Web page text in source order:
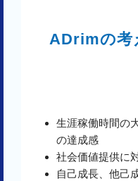
ADrimの考
生涯稼働時間の
の達成感
社会価値提供に
自己成長、他己